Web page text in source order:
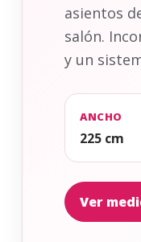
asientos
salón.
y un
ANCHO
225 cm
Ver